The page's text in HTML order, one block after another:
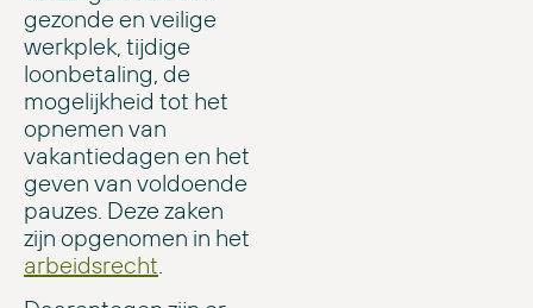
gezonde en veilige
werkplek, tijdige
loonbetaling, de
mogelijkheid tot het
opnemen van
vakantiedagen en het
geven van voldoende
pauzes. Deze zaken
zijn opgenomen in het
arbeidsrecht.